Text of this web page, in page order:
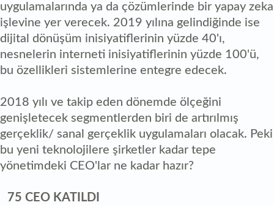
uygulamalarında ya da çözümlerinde bir yapay zeka
işlevine yer verecek. 2019 yılına gelindiğinde ise
dijital dönüşüm inisiyatiflerinin yüzde 40'ı,
nesnelerin interneti inisiyatiflerinin yüzde 100'ü,
bu özellikleri sistemlerine entegre edecek.
2018 yılı ve takip eden dönemde ölçeğini
genişletecek segmentlerden biri de artırılmış
gerçeklik/ sanal gerçeklik uygulamaları olacak. Peki
bu yeni teknolojilere şirketler kadar tepe
yönetimdeki CEO'lar ne kadar hazır?
75 CEO KATILDI